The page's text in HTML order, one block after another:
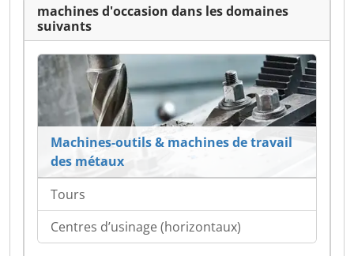
machines d'occasion dans les domaines
suivants
Machines-outils & machines de travail
des métaux
Tours
Centres d’usinage (horizontaux)